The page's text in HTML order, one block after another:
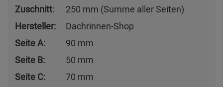
Zuschnitt:
250 mm (Summe aller Seiten)
Hersteller:
Dachrinnen-Shop
Seite A:
90 mm
Seite B:
50 mm
Seite C:
70 mm